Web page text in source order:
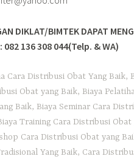
DIKLAT/BIMTEK DAPAT
082 136 308 044(Telp. & WA)
Cara Distribusi Obat Yang Baik,
Obat yang Baik, Biaya
Baik, Biaya Seminar Cara
Training Cara Distribusi Obat
Cara Distribusi Obat yang
Yang Baik, Cara